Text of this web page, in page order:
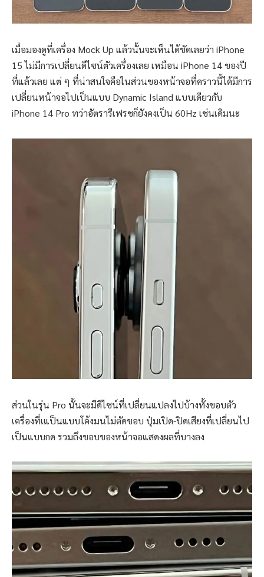
เมื่อมองดูที่เครื่อง Mock Up แล้วนั้นจะเห็นได้ชัดเลยว่า iPhone
15 ไม่มีการเปลี่ยนดีไซน์ตัวเครื่องเลย เหมือน iPhone 14 ของปี
ที่แล้วเลย แต่ ๆ ที่น่าสนใจคือในส่วนของหน้าจอที่คราวนี้ได้มีการ
เปลี่ยนหน้าจอไปเป็นแบบ Dynamic Island แบบเดียวกับ
iPhone 14 Pro ทว่าอัตรารีเฟรชก็ยังคงเป็น 60Hz เช่นเดิมนะ
ส่วนในรุ่น Pro นั้นจะมีดีไซน์ที่เปลี่ยนแปลงไปบ้างทั้งขอบตัว
เครื่องที่เแป็นแบบโค้งมนไม่ตัดขอบ ปุ่มเปิด-ปิดเสียงที่เปลี่ยนไป
เป็นแบบกด รวมถึงขอบของหน้าจอแสดงผลที่บางลง